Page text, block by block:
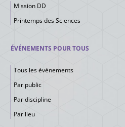
Mission DD
Printemps des Sciences
ÉVÉNEMENTS POUR TOUS
Tous les événements
Par public
Par discipline
Par lieu